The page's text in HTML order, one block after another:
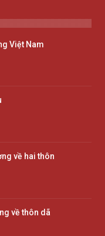
Việt Nam
về hai thôn
về thôn dã